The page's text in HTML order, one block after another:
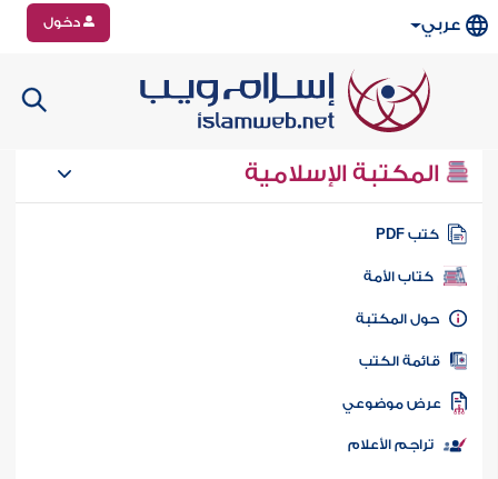
عربي دخول
المكتبة الإسلامية
كتب PDF
كتاب الأمة
المكتبة
الكتب
موضوعي